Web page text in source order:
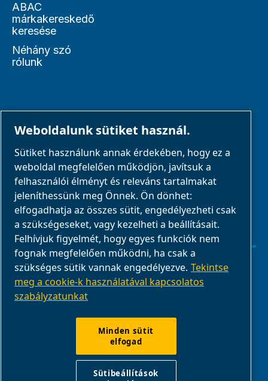
ABAC
márkakereskedő
keresése
Néhány szó
rólunk
PARTNEREK
Üzleti partnerek
E-Connect 2,0
Üzleti portál
ABAC
médiagaléria
Sütibeállítások kezelése
Termék megfelelősége
Jelentsd a nem megfelelő viselkedést
Weboldalunk sütiket használ.
Sütiket használunk annak érdekében, hogy ez a
weboldal megfelelően működjön, javítsuk a
felhasználói élményt és releváns tartalmakat
jeleníthessünk meg Önnek. Ön dönhet:
elfogadhatja az összes sütit, engedélyezheti csak
a szükségeseket, vagy kezelheti a beállításait.
Felhívjuk figyelmét, hogy egyes funkciók nem
fognak megfelelően működni, ha csak a
szükséges sütik vannak engedélyezve. Tekintse
meg a cookie-k használatával kapcsolatos
szabályzatunkat
Minden sütit
elfogad
Sütibeállítások